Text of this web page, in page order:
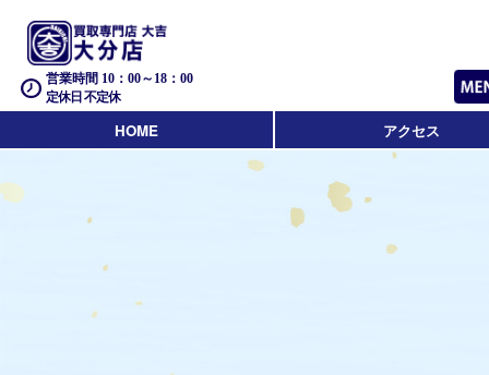
営業時間 10：00～18：00
定休日 不定休
HOME アクセス